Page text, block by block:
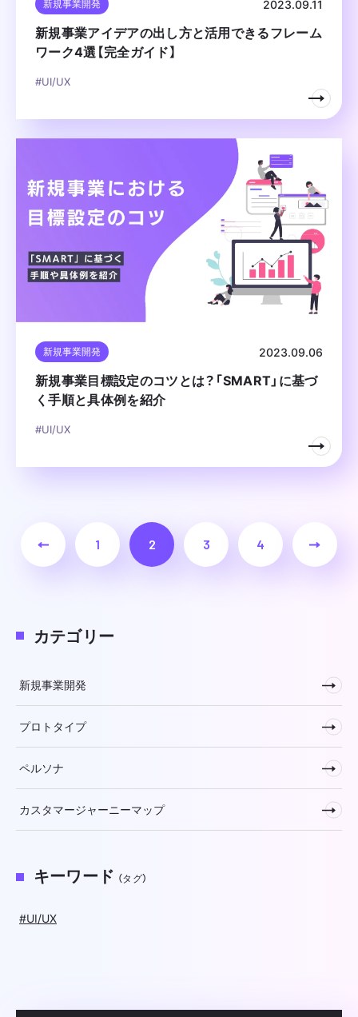
新規事業開発 2023.09.11
新規事業アイデアの出し方と活用できるフレーム
ワーク4選【完全ガイド】
#UI/UX
新規事業開発 2023.09.06
新規事業目標設定のコツとは？「SMART」に基づ
く手順と具体例を紹介
#UI/UX
1 2 3 4
カテゴリー
新規事業開発
プロトタイプ
ペルソナ
カスタマージャーニーマップ
キーワード （タグ）
#UI/UX